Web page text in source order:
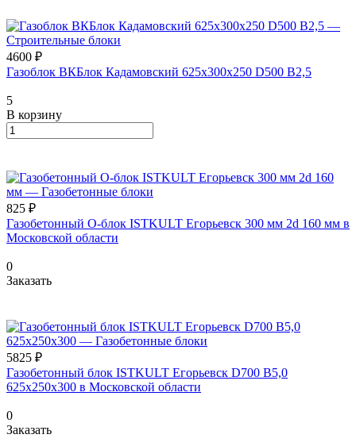
4600 ₽
Газоблок ВКБлок Кадамовский 625х300х250 D500 B2,5
5
В корзину
825 ₽
Газобетонный O-блок ISTKULT Егорьевск 300 мм 2d 160 мм в
Московской области
0
Заказать
5825 ₽
Газобетонный блок ISTKULT Егорьевск D700 B5,0
625x250x300 в Московской области
0
Заказать